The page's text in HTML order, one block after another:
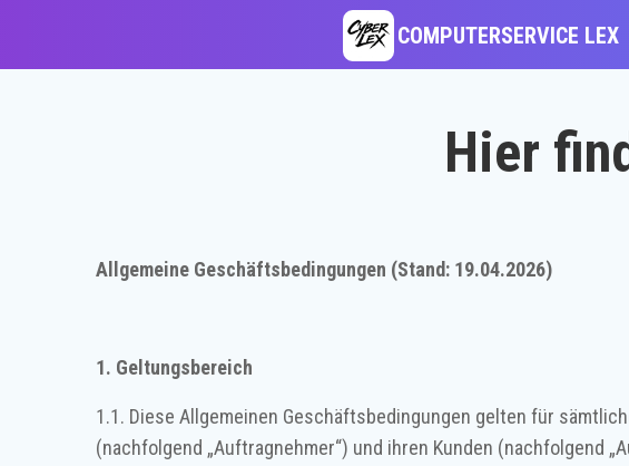
Inhalt
COMPUTERSERVICE LEX
Hier
Allgemeine Geschäftsbedingungen (Stand: 19.04.2026)
1. Geltungsbereich
1.1. Diese Allgemeinen Geschäftsbedingungen gelten für
(nachfolgend „Auftragnehmer“) und ihren Kunden (nachfolgend